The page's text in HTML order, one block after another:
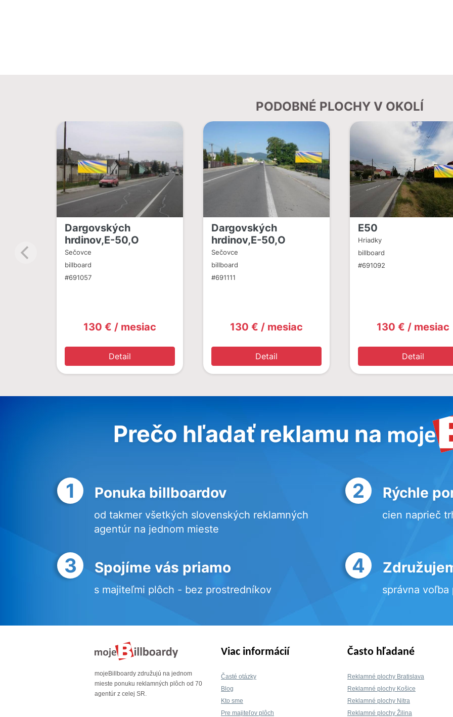
PODOBNÉ PLOCHY V OKOLÍ
Dargovských
hrdinov,E-50,O
Sečovce
billboard
#691057
130 € / mesiac
Detail
Dargovských
hrdinov,E-50,O
Sečovce
billboard
#691111
130 € / mesiac
Detail
E50
Hriadky
billboard
#691092
130 € / mesiac
Detail
Prečo hľadať reklamu na
1 Ponuka billboardov
od takmer všetkých slovenských reklamných
agentúr na jednom mieste
2 Rýchle
cien naprieč
3 Spojíme vás priamo
s majiteľmi plôch - bez prostredníkov
4
správna voľba
mojeBillboardy združujú na jednom
mieste ponuku reklamných plôch od 70
agentúr z celej SR.
Viac informácií
Časté otázky
Blog
Kto sme
Pre majiteľov plôch
Často hľadané
Reklamné plochy Bratislava
Reklamné plochy Košice
Reklamné plochy Nitra
Reklamné plochy Žilina